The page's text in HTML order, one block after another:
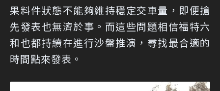
果料件狀態不能夠維持穩定交車量，即便搶
先發表也無濟於事。而這些問題相信福特六
和也都持續在進行沙盤推演，尋找最合適的
時間點來發表。